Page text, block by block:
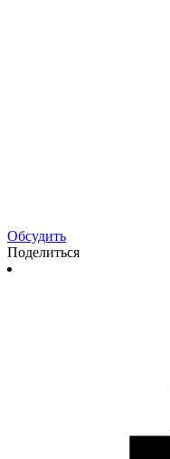
Обсудить
Поделиться